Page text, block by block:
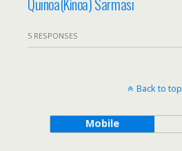
5 RESPONSES
Back to top
Mobile